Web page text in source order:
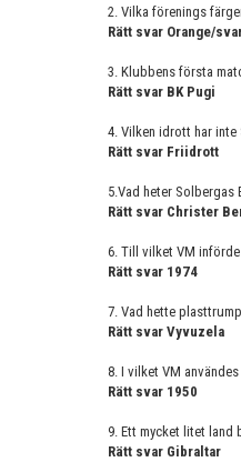
2. Vilka förenings
Rätt svar Orange/
3. Klubbens första
Rätt svar BK Pugi
4. Vilken idrott har
Rätt svar Friidrott
5.Vad heter
Rätt svar Christer
6. Till vilket VM
Rätt svar 1974
7. Vad hette
Rätt svar Vyvuzela
8. I vilket VM
Rätt svar 1950
9. Ett mycket litet land
Rätt svar Gibraltar